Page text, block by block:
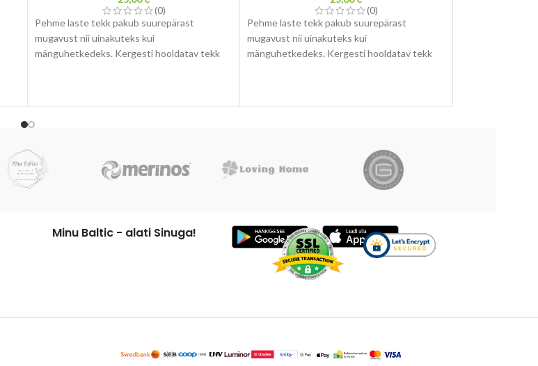
(0)
Pehme laste tekk pakub suurepärast
mugavust nii uinakuteks kui
mänguhetkedeks. Kergesti hooldatav tekk
(0)
Pehme laste tekk pakub suurepärast
mugavust nii uinakuteks kui
mänguhetkedeks. Kergesti hooldatav tekk
Minu Baltic - alati Sinuga!